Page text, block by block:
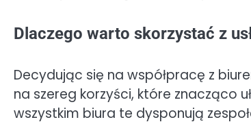
Dlaczego warto skorzystać z
Decydując się na współpracę z
na szereg korzyści, które znacząco
wszystkim biura te dysponują